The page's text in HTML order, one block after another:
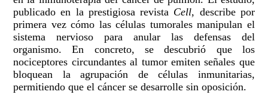
publicado en la prestigiosa revista Cell, describe por
primera vez cómo las células tumorales manipulan el
sistema nervioso para anular las defensas del
organismo. En concreto, se descubrió que los
nociceptores circundantes al tumor emiten señales que
bloquean la agrupación de células inmunitarias,
permitiendo que el cáncer se desarrolle sin oposición.